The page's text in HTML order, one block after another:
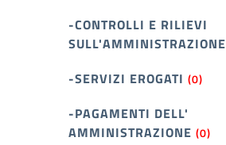
-CONTROLLI E RILIEVI
SULL'AMMINISTRAZIONE
-SERVIZI EROGATI (0)
-PAGAMENTI DELL'
AMMINISTRAZIONE (0)